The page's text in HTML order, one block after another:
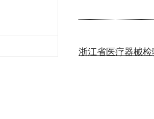
浙江省医疗器械